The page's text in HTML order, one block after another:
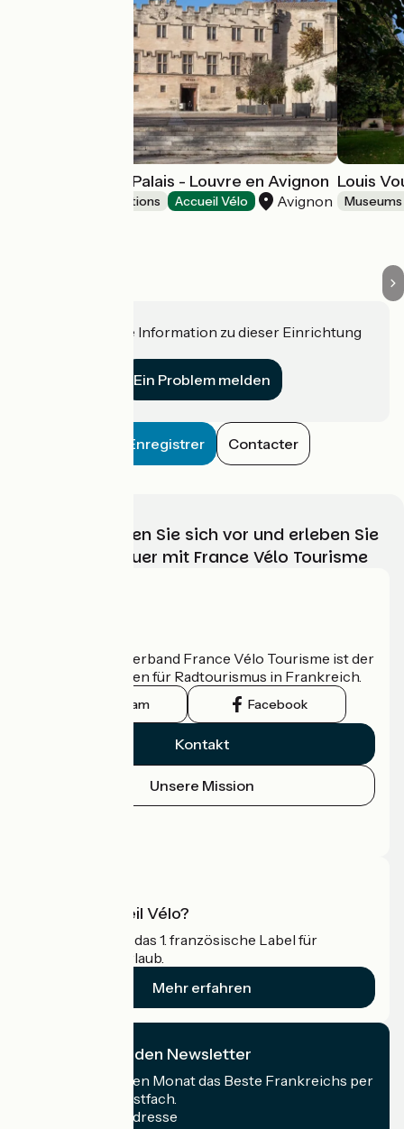
Musée du Petit Palais - Louvre en Avignon
Museums & attractions Accueil Vélo Avignon
Louis
Haben Sie eine Information zu dieser Einrichtung
Ein Problem melden
Enregistrer Contacter
Wählen, bereiten Sie sich vor und erleben Sie
Ihr Radabenteuer mit France Vélo Tourisme
Der nationale Verband France Vélo Tourisme ist der
offizielle Leitfaden für Radtourismus in Frankreich.
Instagram Facebook
Kontakt
Unsere Mission
Was ist Accueil Vélo?
Accueil Vélo ist das 1. französische Label für
Radfahrer im Urlaub.
Mehr erfahren
Ich abonniere den Newsletter
Erhalten Sie jeden Monat das Beste Frankreichs per
Rad in Ihrem Postfach.
Meine E-Mail-Adresse